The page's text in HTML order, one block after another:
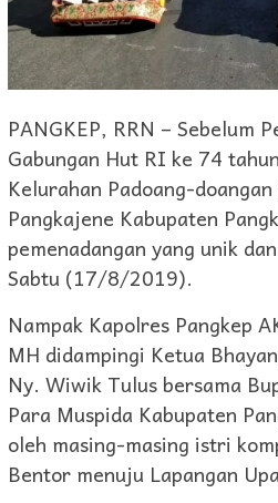
PANGKEP, RRN – Sebelum
Gabungan Hut RI ke 74
Kelurahan Padoang-
Pangkajene Kabupaten
pemenadangan yang unik
Sabtu (17/8/2019).
Nampak Kapolres Pangkep
MH didampingi Ketua
Ny. Wiwik Tulus bersama
Para Muspida Kabupaten
oleh masing-masing istri
Bentor menuju Lapangan